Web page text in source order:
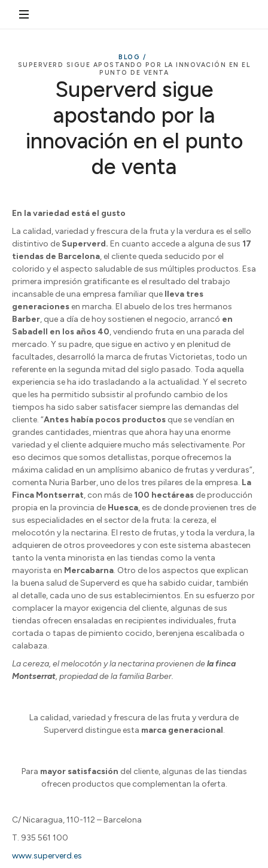
BLOG /
SUPERVERD SIGUE APOSTANDO POR LA INNOVACIÓN EN EL
PUNTO DE VENTA
Superverd sigue
apostando por la
innovación en el punto
de venta
En la variedad está el gusto
La calidad, variedad y frescura de la fruta y la verdura es el sello
distintivo de Superverd. En cuanto accede a alguna de sus 17
tiendas de Barcelona, el cliente queda seducido por el
colorido y el aspecto saludable de sus múltiples productos. Esa
primera impresión gratificante es el resultado del trabajo
incansable de una empresa familiar que lleva tres
generaciones en marcha. El abuelo de los tres hermanos
Barber, que a día de hoy sostienen el negocio, arrancó en
Sabadell en los años 40, vendiendo fruta en una parada del
mercado. Y su padre, que sigue en activo y en plenitud de
facultades, desarrolló la marca de frutas Victorietas, todo un
referente en la segunda mitad del siglo pasado. Toda aquella
experiencia se ha ido trasladando a la actualidad. Y el secreto
que les ha permitido subsistir al profundo cambio de los
tiempos ha sido saber satisfacer siempre las demandas del
cliente. “Antes había pocos productos que se vendían en
grandes cantidades, mientras que ahora hay una enorme
variedad y el cliente adquiere mucho más selectivamente. Por
eso decimos que somos detallistas, porque ofrecemos la
máxima calidad en un amplísimo abanico de frutas y verduras”,
comenta Nuria Barber, uno de los tres pilares de la empresa. La
Finca Montserrat, con más de 100 hectáreas de producción
propia en la provincia de Huesca, es de donde provienen tres de
sus especialidades en el sector de la fruta: la cereza, el
melocotón y la nectarina. El resto de frutas, y toda la verdura, la
adquieren de otros proveedores y con este sistema abastecen
tanto la venta minorista en las tiendas como la venta
mayorista en Mercabarna. Otro de los aspectos que explican
la buena salud de Superverd es que ha sabido cuidar, también
al detalle, cada uno de sus establecimientos. En su esfuerzo por
complacer la mayor exigencia del cliente, algunas de sus
tiendas ofrecen ensaladas en recipientes individuales, fruta
cortada o tapas de pimiento cocido, berenjena escalibada o
calabaza.
La cereza, el melocotón y la nectarina provienen dela finca
Montserrat, propiedad de la familia Barber.
La calidad, variedad y frescura de las fruta y verdura de
Superverd distingue esta marca generacional.
Para mayor satisfacsión del cliente, algunas de las tiendas
ofrecen productos que complementan la oferta.
C/ Nicaragua, 110-112 – Barcelona
T. 935 561 100
www.superverd.es